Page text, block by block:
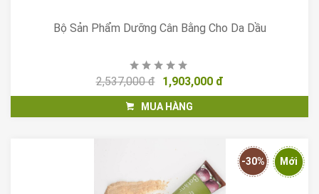
Bộ Sản Phẩm Dưỡng Cân Bằng Cho Da Dầu
2,537,000 đ 1,903,000 đ
MUA HÀNG
-30% Mới